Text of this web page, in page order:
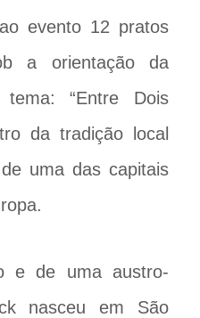
evento 12 pratos
a orientação da
“Entre Dois
da tradição local
uma das capitais
e de uma austro-
nasceu em São